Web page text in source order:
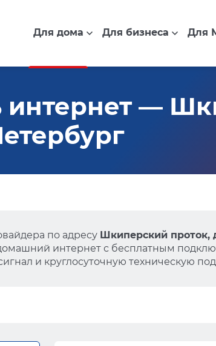
Для дома Для бизнеса Для
—
по адресу Шкиперский проток,
интернет с бесплатным
и круглосуточную техническую